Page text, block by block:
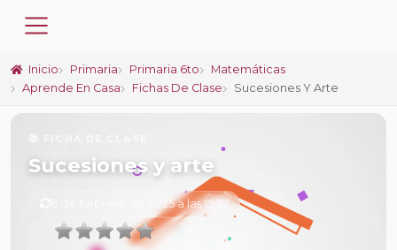
Inicio Primaria Primaria 6to
Matemáticas
Aprende En Casa
Fichas De Clase Sucesiones Y Arte
Sucesiones y arte
6 de Febrero de 2025 a las 15:57